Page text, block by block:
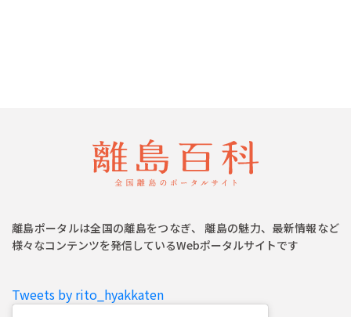
離島ポータルは全国の離島をつなぎ、 離島の魅力、最新情報など
様々なコンテンツを発信しているWebポータルサイトです
Tweets by rito_hyakkaten